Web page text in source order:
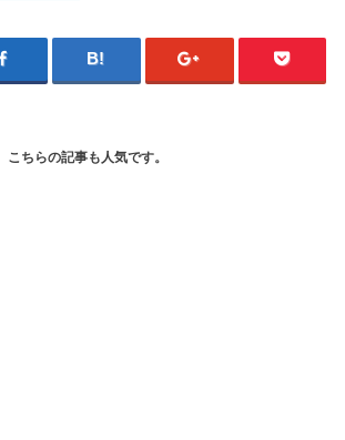
こちらの記事も人気です。